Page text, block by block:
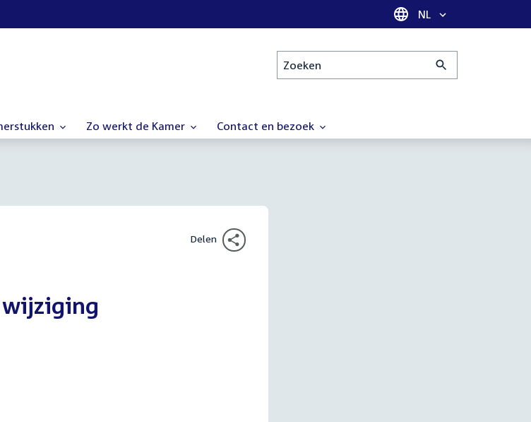
Taal selectie
NL
Zoeken
Zo werkt de Kamer Contact en bezoek
Delen